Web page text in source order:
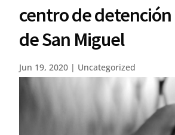
centro de
de San Miguel
Jun 19, 2020 | Uncategorized